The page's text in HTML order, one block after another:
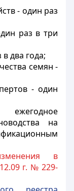
- один раз
раз в три
два года;
семян -
- один
на
в
г. № 229-